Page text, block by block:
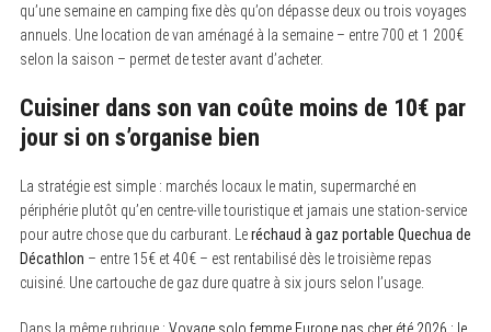
qu’une semaine en camping fixe dès qu’on dépasse deux ou trois voyages
annuels. Une location de van aménagé à la semaine – entre 700 et 1 200€
selon la saison – permet de tester avant d’acheter.
Cuisiner dans son van coûte moins de 10€ par
jour si on s’organise bien
La stratégie est simple : marchés locaux le matin, supermarché en
périphérie plutôt qu’en centre-ville touristique et jamais une station-service
pour autre chose que du carburant. Leréchaud à gaz portable Quechua de
Décathlon – entre 15€ et 40€ – est rentabilisé dès le troisième repas
cuisiné. Une cartouche de gaz dure quatre à six jours selon l’usage.